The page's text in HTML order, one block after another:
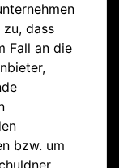
dass
Fall an die
bzw. um